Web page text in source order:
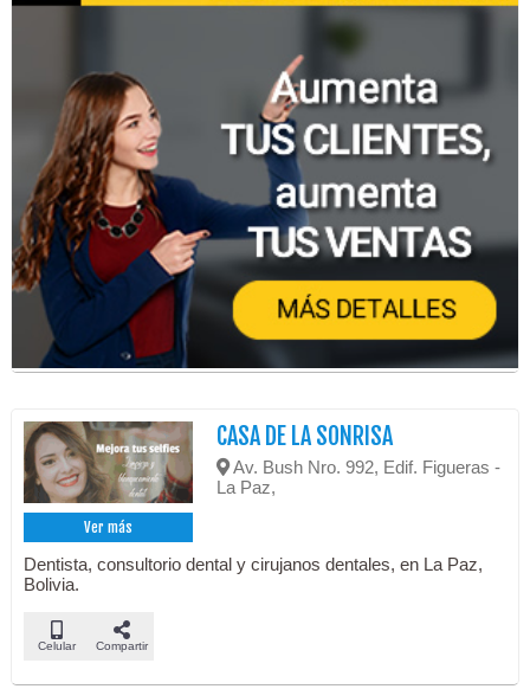
Ver más
CASA DE LA SONRISA
Av. Bush Nro. 992, Edif. Figueras -
La Paz,
Dentista, consultorio dental y cirujanos dentales, en La Paz,
Bolivia.
Celular Compartir